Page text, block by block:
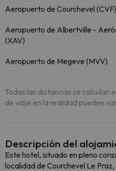
Aeropuerto de Courchevel (CVF)
Aeropuerto de Albertville -
(XAV)
Aeropuerto de Megeve (MVV)
Todas las distancias se calculan
de viaje en la realidad pueden
Descripción del
Este hotel, situado en pleno
localidad de Courchevel Le